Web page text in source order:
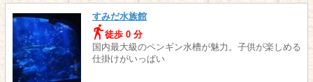
すみだ水族館
徒歩 0 分
国内最大級のペンギン水槽が魅力。子供が楽しめる
仕掛けがいっぱい